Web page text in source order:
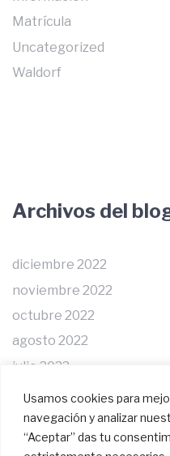
Usamos cookies para
navegación y analizar
“Aceptar” das tu
Matrícula
Uncategorized
Waldorf
Archivos del
diciembre 2022
noviembre 2022
octubre 2022
agosto 2022
julio 2022
junio 2022
mayo 2022